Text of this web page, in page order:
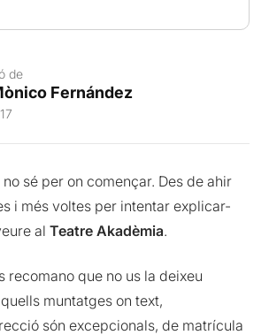
de
Fernández
sé per on començar. Des de ahir
i més voltes per intentar explicar-
alTeatre Akadèmia.
recomano que no us la deixeu
muntatges on text,
són excepcionals, de matrícula